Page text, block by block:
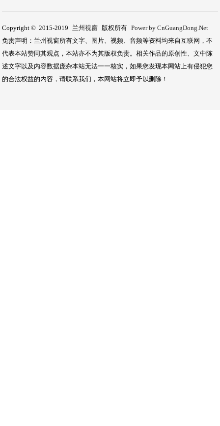
Copyright © 2015-2019 兰州视窗 版权所有 Power by CnGuangDong.Net
免责声明：兰州视窗所有文字、图片、视频、音频等资料均来自互联网，不
代表本站赞同其观点，本站亦不为其版权负责。相关作品的原创性、文中陈
述文字以及内容数据庞杂本站无法一一核实，如果您发现本网站上有侵犯您
的合法权益的内容，请联系我们，本网站将立即予以删除！